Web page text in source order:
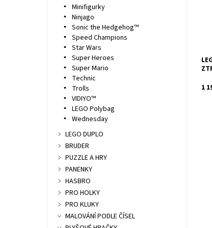
1
Minifigurky
Ninjago
Sonic the Hedgehog™
Speed Champions
Star Wars
Super Heroes
Super Mario
Technic
Trolls
VIDIYO™
LEGO Polybag
Wednesday
LEGO DUPLO
BRUDER
PUZZLE A HRY
PANENKY
HASBRO
PRO HOLKY
PRO KLUKY
MALOVÁNÍ PODLE ČÍSEL